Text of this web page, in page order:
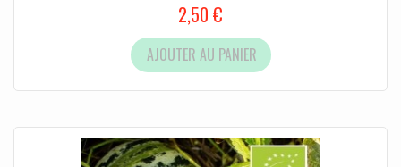
2,50 €
AJOUTER AU PANIER